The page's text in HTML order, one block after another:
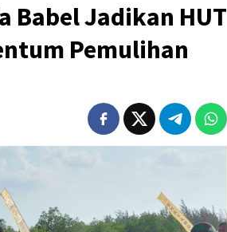
Babel Jadikan HUT
Pemulihan